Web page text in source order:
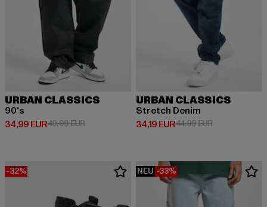
URBAN CLASSICS
90‘s
34,99 EUR
Derzeitiger Preis: 34,99 EUR
49,99 EURAktionspreis: 49,99 EUR
URBAN CLASSICS
Stretch Denim
34,19 EUR
Derzeitiger Preis: 34,19 EUR
44,99 EURAktionspreis:
-32% NEU -33%